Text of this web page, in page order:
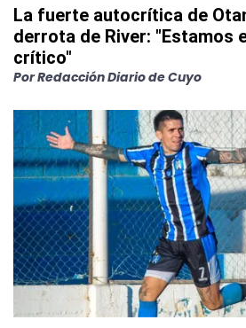
La fuerte autocrítica de
derrota de River: "Estamos
crítico"
PorRedacción Diario de Cuyo